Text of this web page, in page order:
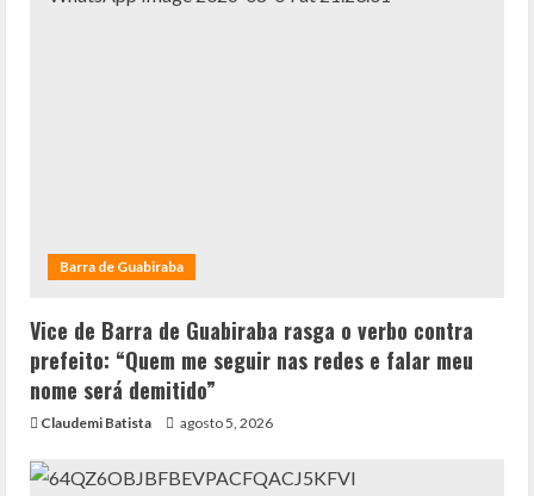
Barra de Guabiraba
Vice de Barra de Guabiraba rasga o verbo contra
prefeito: “Quem me seguir nas redes e falar meu
nome será demitido”
Claudemi Batista agosto 5, 2026